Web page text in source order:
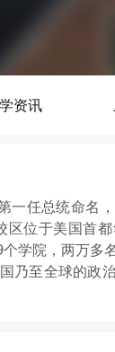
资讯
一任总统命名
位于美国首
学院，两万多
乃至全球的政